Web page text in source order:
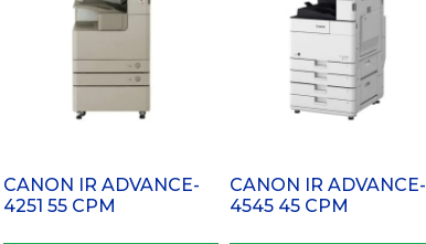
CANON IR ADVANCE-
4251 55 CPM
CANON IR ADVANCE-
4545 45 CPM